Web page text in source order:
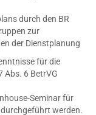
durch den BR
zur
der Dienstplanung
für die
Abs. 6 BetrVG
Seminar für
werden.